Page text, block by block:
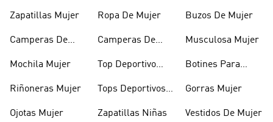
Zapatillas Mujer
Camperas De
Mochila Mujer
Riñoneras Mujer
Ojotas Mujer
Ropa De Mujer
Camperas De
Top Deportivo
Tops Deportivos
Zapatillas Niñas
Buzos De Mujer
Musculosa Mujer
Botines Para
Gorras Mujer
Vestidos De Mujer